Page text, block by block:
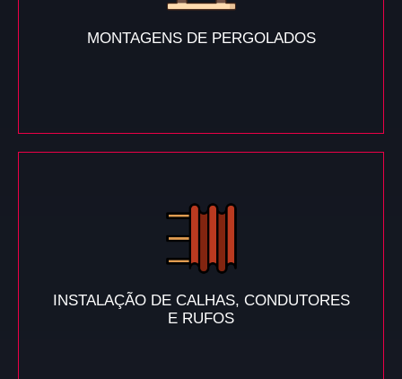
MONTAGENS DE PERGOLADOS
INSTALAÇÃO DE CALHAS, CONDUTORES
E RUFOS